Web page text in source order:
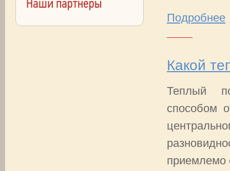
Наши партнеры
Подробнее
Какой
Теплый
способом
приемлемо